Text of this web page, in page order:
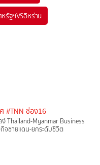
รัฐฯVSอิหร่าน
#TNN ช่อง16
Thailand-Myanmar Business
จชายแดน-ยกระดับชีวิต